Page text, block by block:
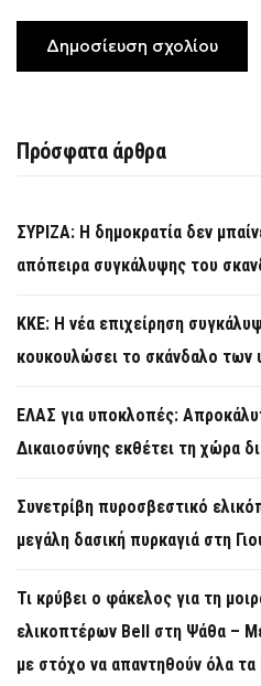
Πρόσφατα άρθρα
ΣΥΡΙΖΑ: Η δημοκρατία δεν
απόπειρα συγκάλυψης του
KKE: Η νέα επιχείρηση
κουκουλώσει το σκάνδαλο
ΕΛΑΣ για υποκλοπές:
Δικαιοσύνης εκθέτει τη χώρα
Συνετρίβη πυροσβεστικό
μεγάλη δασική πυρκαγιά στη
Τι κρύβει ο φάκελος για τη
ελικοπτέρων Bell στη Ψάθα –
με στόχο να απαντηθούν όλα